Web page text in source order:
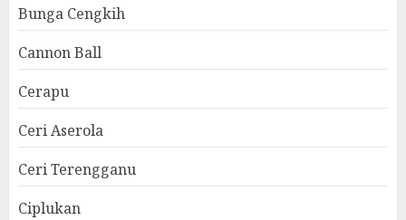
Bunga Cengkih
Cannon Ball
Cerapu
Ceri Aserola
Ceri Terengganu
Ciplukan